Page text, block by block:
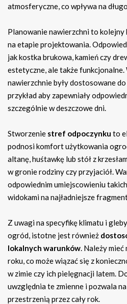
atmosferyczne, co wpływa na
Planowanie nawierzchni to
na etapie projektowania.
jak kostka brukowa, kamień czy
estetyczne, ale także funkcjonalne.
nawierzchnie były dostosowane
przykład aby zapewniały
szczególnie w deszczowe dni.
Stworzenie stref odpoczynku to
podnosi komfort użytkowania
altanę, huśtawkę lub stół z
w gronie rodziny czy przyjaciół.
odpowiednim umiejscowieniu
widokami na najładniejsze
Z uwagi na specyfikę klimatu i
ogród, istotne jest również
lokalnych warunków. Należy mieć
roku, co może wiązać się z
w zimie czy ich pielęgnacji latem.
uwzględnia te zmienne i pozwala
przestrzenią przez cały rok.